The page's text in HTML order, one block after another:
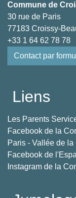
Commune de
30 rue de Paris
77183 Croissy-
+33 1 64 62 78 78
Contact par
Liens
Les Parents
Facebook de la
Paris - Vallée de la
Facebook de
Instagram de la